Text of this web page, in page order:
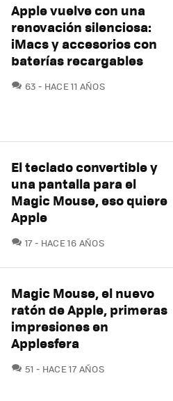
Apple vuelve con una
renovación silenciosa:
iMacs y accesorios con
baterías recargables
63 COMENTARIOS
HACE 11 AÑOS
El teclado convertible y
una pantalla para el
Magic Mouse, eso quiere
Apple
17COMENTARIOS
HACE 16 AÑOS
Magic Mouse, el nuevo
ratón de Apple, primeras
impresiones en
Applesfera
51 COMENTARIOS
HACE 17 AÑOS